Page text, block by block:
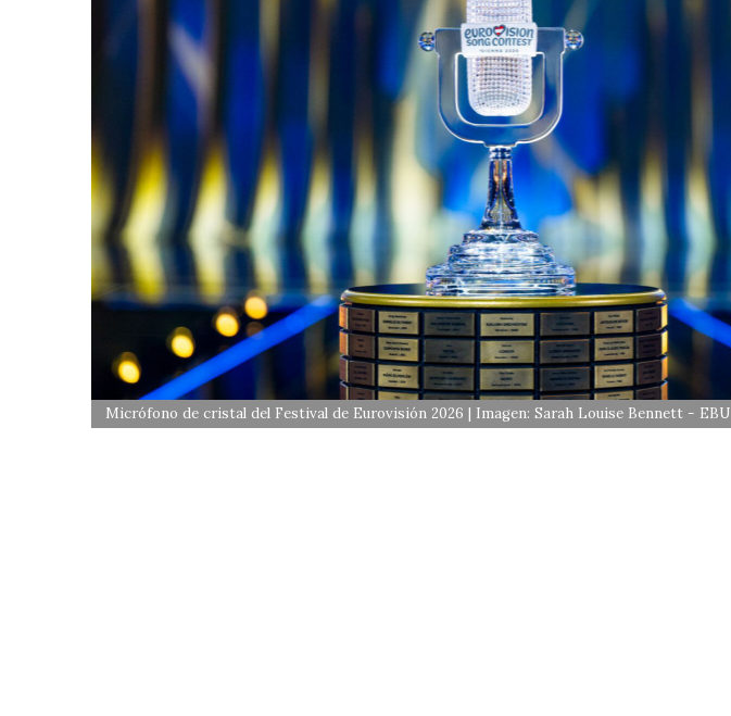
Micrófono de cristal del Festival de Eurovisión 2026 | Imagen: Sarah Louise Bennett - EBU